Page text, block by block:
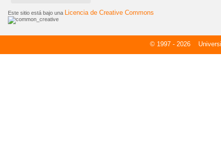
Este sitio está bajo una Licencia de Creative Commons
© 1997 - 2026